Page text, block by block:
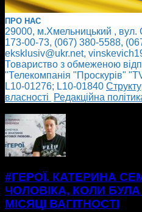
ПРО НАС
29000, м.Хмельницький , вул.
173-00-73, (067) 380-5588,
eksklusiv@ukr.net,
Товариство з обмеженою
"Телекомпанія "Проскурів"
L10-01276; L10-01840
власності
Редакційна
#ГЕРОЇ. КАТЕРИНА
ЧОЛОВІКА, КОЛИ
МІСЯЦІ ВАГІТНОСТІ